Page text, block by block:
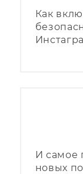
Как
И самое
новых